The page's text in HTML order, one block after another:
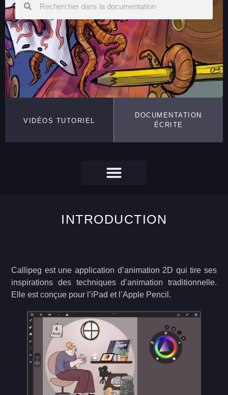
VIDÉOS TUTORIEL
DOCUMENTATION
ÉCRITE
INTRODUCTION
Callipeg est une application d’animation 2D qui tire ses
inspirations des techniques d’animation traditionnelle.
Elle est conçue pour l’iPad et l’Apple Pencil.